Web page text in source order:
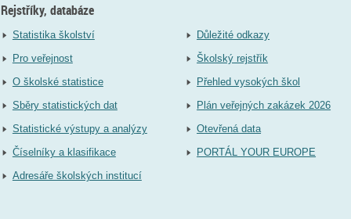
Rejstříky, databáze
Statistika školství
Pro veřejnost
O školské statistice
Sběry statistických dat
Statistické výstupy a analýzy
Číselníky a klasifikace
Adresáře školských institucí
Důležité odkazy
Školský rejstřík
Přehled vysokých škol
Plán veřejných zakázek 2026
Otevřená data
PORTÁL YOUR EUROPE